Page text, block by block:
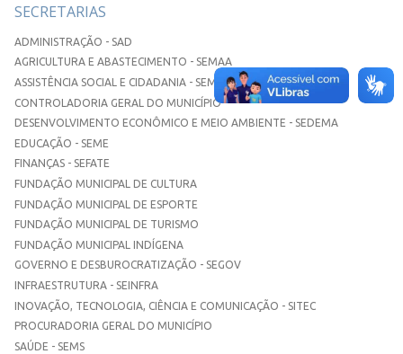
SECRETARIAS
ADMINISTRAÇÃO - SAD
AGRICULTURA E ABASTECIMENTO - SEMAA
ASSISTÊNCIA SOCIAL E CIDADANIA - SEMASC
CONTROLADORIA GERAL DO MUNICÍPIO
DESENVOLVIMENTO ECONÔMICO E MEIO AMBIENTE - SEDEMA
EDUCAÇÃO - SEME
FINANÇAS - SEFATE
FUNDAÇÃO MUNICIPAL DE CULTURA
FUNDAÇÃO MUNICIPAL DE ESPORTE
FUNDAÇÃO MUNICIPAL DE TURISMO
FUNDAÇÃO MUNICIPAL INDÍGENA
GOVERNO E DESBUROCRATIZAÇÃO - SEGOV
INFRAESTRUTURA - SEINFRA
INOVAÇÃO, TECNOLOGIA, CIÊNCIA E COMUNICAÇÃO - SITEC
PROCURADORIA GERAL DO MUNICÍPIO
SAÚDE - SEMS